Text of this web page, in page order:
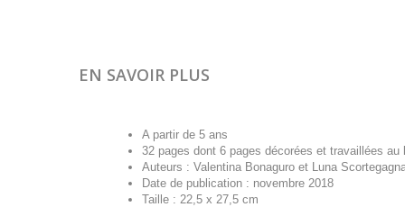
EN SAVOIR PLUS
A partir de 5 ans
32 pages dont 6 pages décorées et travaillées au
Auteurs : Valentina Bonaguro et Luna
Date de publication : novembre 2018
Taille : 22,5 x 27,5 cm